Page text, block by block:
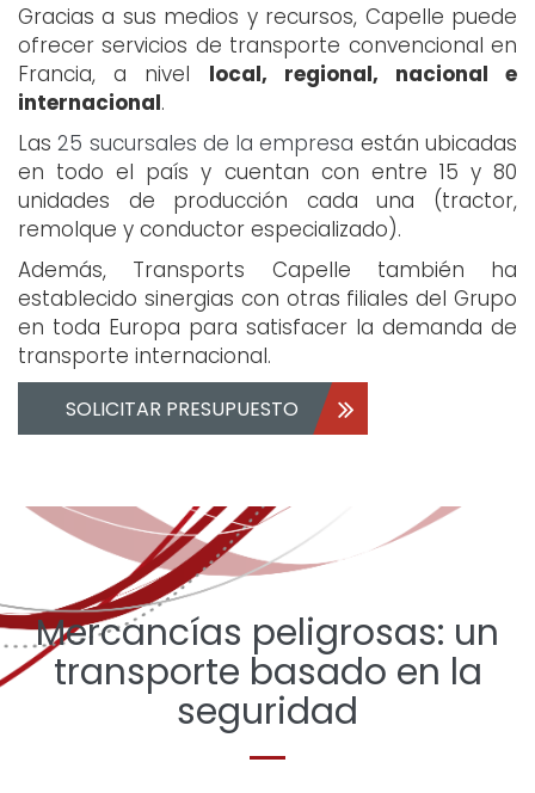
Gracias a sus medios y recursos, Capelle puede
ofrecer servicios de transporte convencional en
Francia, a nivel local, regional, nacional e
internacional.
Las25 sucursales de la empresa están ubicadas
en todo el país y cuentan con entre 15 y 80
unidades de producción cada una (tractor,
remolque y conductor especializado).
Además, Transports Capelle también ha
establecido sinergias con otras filiales del Grupo
en toda Europa para satisfacer la demanda de
transporte internacional.
SOLICITAR PRESUPUESTO
Mercancías peligrosas: un
transporte basado en la
seguridad